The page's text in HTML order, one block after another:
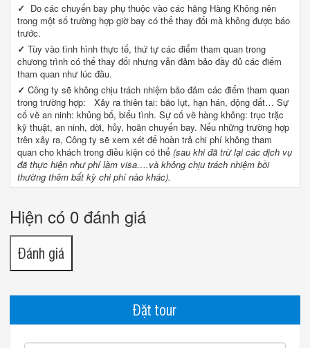
✓ Do các chuyến bay phụ thuộc vào các hãng Hàng Không nên
trong một số trường hợp giờ bay có thể thay đổi mà không được báo
trước.
✓Tùy vào tình hình thực tế, thứ tự các điểm tham quan trong
chương trình có thể thay đổi nhưng vẫn đảm bảo đầy đủ các điểm
tham quan như lúc đầu.
✓Công ty sẽ không chịu trách nhiệm bảo đảm các điểm tham quan
trong trường hợp: Xảy ra thiên tai: bão lụt, hạn hán, động đất… Sự
cố về an ninh: khủng bố, biểu tình. Sự cố về hàng không: trục trặc
kỹ thuật, an ninh, dời, hủy, hoãn chuyến bay. Nếu những trường hợp
trên xảy ra, Công ty sẽ xem xét để hoàn trả chi phí không tham
quan cho khách trong điều kiện có thể(sau khi đã trừ lại các dịch vụ
đã thực hiện như phí làm visa….và không chịu trách nhiệm bồi
thường thêm bất kỳ chi phí nào khác).
Hiện có 0 đánh giá
Đánh giá
Đặt tour